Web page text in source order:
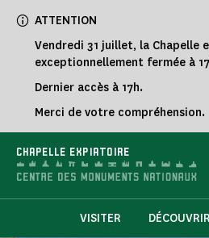
ATTENTION
Vendredi 31 juillet, la Chapelle
exceptionnellement fermée à
Dernier accès à 17h.
Merci de votre compréhension.
CHAPELLE EXPIATOIRE
VISITER DÉCOUVRIR